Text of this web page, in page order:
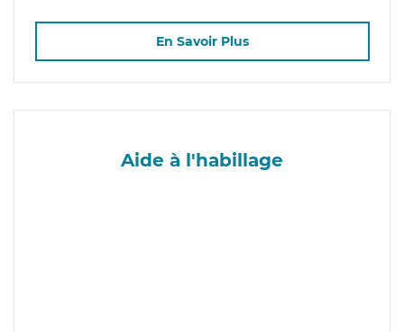
En Savoir Plus
Aide à l'habillage